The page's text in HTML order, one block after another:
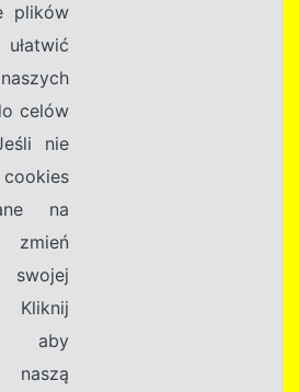
plików
celów
nie
na
zmień
Kliknij
aby
naszą